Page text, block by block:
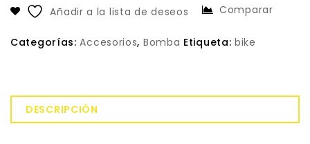
Añadir a la lista de deseos Comparar
Categorías:Accesorios, Bomba Etiqueta:bike
DESCRIPCIÓN